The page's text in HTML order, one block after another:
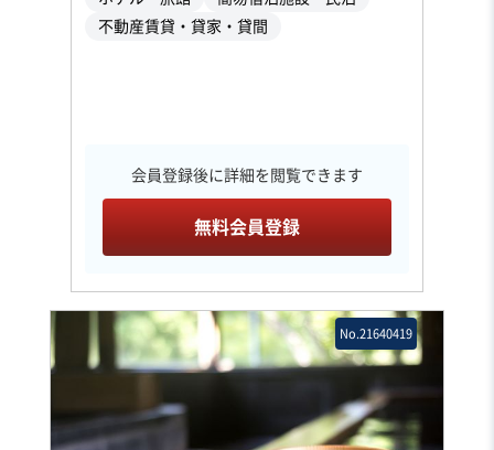
不動産賃貸・貸家・貸間
会員登録後に詳細を閲覧できます
無料会員登録
No.21640419